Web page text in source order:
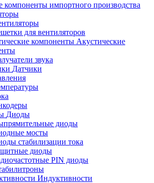
компоненты импортного производства
для вентиляторов
Акустические
звука
Датчики
Диоды
диоды
мосты
стабилизации тока
диоды
PIN диоды
Индуктивности